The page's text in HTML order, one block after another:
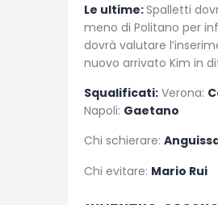
Le ultime:Spalletti
meno di Politano per
dovrà valutare
nuovo arrivato Kim in
Squalificati: Verona:
Napoli: Gaetano
Chi schierare:
Chi evitare: Mario Rui